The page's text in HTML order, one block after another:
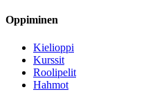
Oppiminen
Kielioppi
Kurssit
Roolipelit
Hahmot